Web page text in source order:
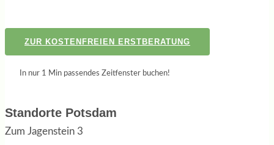
ZUR KOSTENFREIEN ERSTBERATUNG
In nur 1 Min passendes Zeitfenster buchen!
Standorte Potsdam
Zum Jagenstein 3